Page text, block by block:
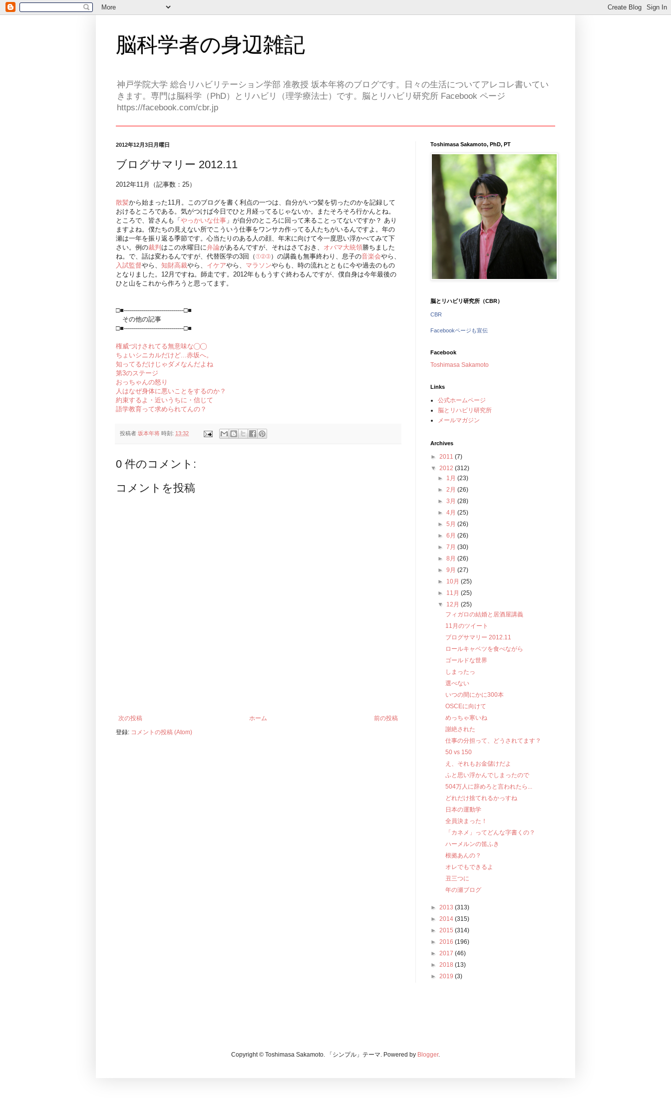
脳科学者の身辺雑記
神戸学院大学 総合リハビリテーション学部 准教授 坂本年将のブログです。日々の生活についてアレコレ書いてい
きます。専門は脳科学（PhD）とリハビリ（理学療法士）です。脳とリハビリ研究所 Facebook ページ
https://facebook.com/cbr.jp
2012年12月3日月曜日
ブログサマリー 2012.11
2012年11月（記事数：25）
散髪から始まった11月。このブログを書く利点の一つは、自分がいつ髪を切ったのかを記録して
おけるところである。気がつけば今日でひと月経ってるじゃないか。またそろそろ行かんとね。
ところで、皆さんも「 やっかいな仕事 」が自分のところに回って来ることってないですか？ あり
ますよね。僕たちの見えない所でこういう仕事をワンサカ作ってる人たちがいるんですよ。年の
瀬は一年を振り返る季節です。心当たりのある人の顔、年末に向けて今一度思い浮かべてみて下
さい。例の裁判 はこの水曜日に弁論があるんですが、それはさておき、 オバマ大統領勝ちました
ね。で、話は変わるんですが、代替医学の3回（①②③）の講義も無事終わり、息子の音楽会やら、
入試監督やら、 知財高裁やら、 イケアやら、 マラソンやらも、時の流れとともに今や過去のもの
となりました。12月ですね。師走です。2012年ももうすぐ終わるんですが、僕自身は今年最後の
ひと山をこれから作ろうと思ってます。
□■------------------------------□■
その他の記事
□■------------------------------□■
権威づけされてる無意味な◯◯
ちょいシニカルだけど...赤坂へ。
知ってるだけじゃダメなんだよね
第3のステージ
おっちゃんの怒り
人はなぜ身体に悪いことをするのか？
約束するよ・近いうちに・信じて
語学教育って求められてんの？
投稿者 坂本年将 時刻: 13:32
0 件のコメント:
コメントを投稿
次の投稿 前の投稿
ホーム
登録: コメントの投稿 (Atom)
Toshimasa Sakamoto, PhD, PT
脳とリハビリ研究所（CBR）
CBR
Facebookページも宣伝
Facebook
Toshimasa Sakamoto
Links
公式ホームページ
脳とリハビリ研究所
メールマガジン
Archives
► 2011 (7)
▼ 2012 (312)
► 1月(23)
►2月(26)
►3月(28)
►4月(25)
►5月(26)
►6月(26)
►7月(30)
►8月(26)
►9月(27)
► 10月(25)
► 11月(25)
▼ 12月(25)
フィガロの結婚と居酒屋講義
11月のツイート
ブログサマリー 2012.11
ロールキャベツを食べながら
ゴールドな世界
しまったっ
選べない
いつの間にかに300本
OSCEに向けて
めっちゃ寒いね
謝絶された
仕事の分担って、どうされてます？
50 vs 150
え、それもお金儲けだよ
ふと思い浮かんでしまったので
504万人に辞めろと言われたら...
どれだけ捨てれるかっすね
日本の運動学
全員決まった！
「カネメ」ってどんな字書くの？
ハーメルンの笛ふき
根拠あんの？
オレでもできるよ
丑三つに
年の瀬ブログ
► 2013 (313)
► 2014 (315)
► 2015 (314)
► 2016 (196)
► 2017 (46)
► 2018 (13)
► 2019 (3)
Copyright © Toshimasa Sakamoto. 「シンプル」テーマ. Powered by Blogger.